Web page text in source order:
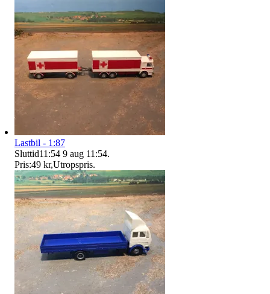
Lastbil - 1:87
Sluttid11:54 9 aug 11:54.
Pris:49 kr,Utropspris.